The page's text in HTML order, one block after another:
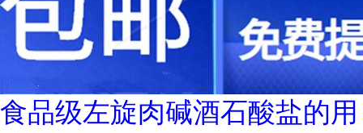
食品级左旋肉碱酒石酸盐的用